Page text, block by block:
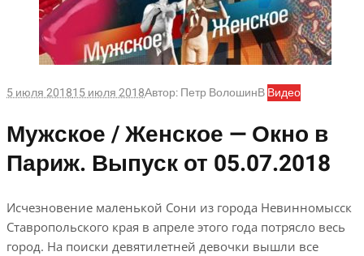
5 июля 201815 июля 2018Автор:Петр ВолошинВВидео
Мужское / Женское — Окно в
Париж. Выпуск от 05.07.2018
Исчезновение маленькой Сони из города Невинномысск
Ставропольского края в апреле этого года потрясло весь
город. На поиски девятилетней девочки вышли все